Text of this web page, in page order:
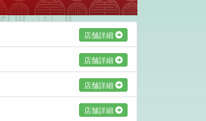
店舗詳細
店舗詳細
店舗詳細
店舗詳細